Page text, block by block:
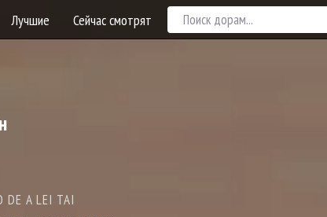
Лучшие Сейчас смотрят
DE A LEI TAI